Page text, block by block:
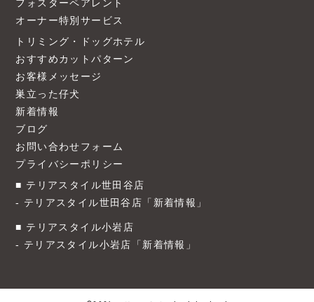
フォスターペアレント
オーナー特別サービス
トリミング・ドッグホテル
おすすめカットパターン
お客様メッセージ
巣立った仔犬
新着情報
ブログ
お問い合わせフォーム
プライバシーポリシー
テリアスタイル世田谷店
テリアスタイル世田谷店「新着情報」
テリアスタイル小岩店
テリアスタイル小岩店「新着情報」